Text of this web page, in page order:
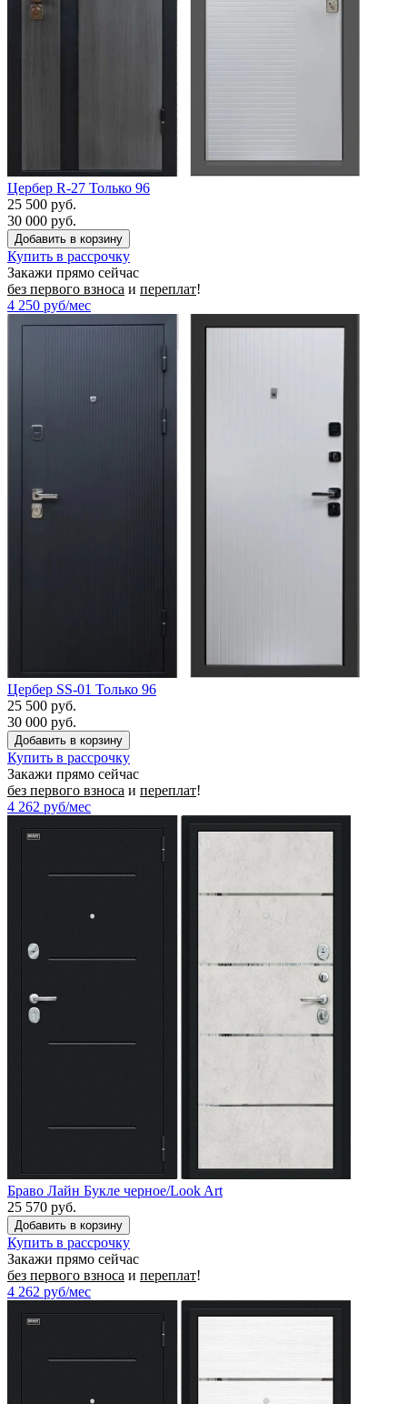
Цербер R-27 Только 96
25 500 руб.
30 000 руб.
Купить в рассрочку
Закажи прямо сейчас
без первого взноса и переплат!
4 250 руб/мес
Цербер SS-01 Только 96
25 500 руб.
30 000 руб.
Купить в рассрочку
Закажи прямо сейчас
без первого взноса и переплат!
4 262 руб/мес
Браво Лайн Букле черное/Look Art
25 570 руб.
Купить в рассрочку
Закажи прямо сейчас
без первого взноса и переплат!
4 262 руб/мес